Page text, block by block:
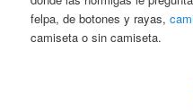
felpa, de botones y rayas,
camiseta o sin camiseta.